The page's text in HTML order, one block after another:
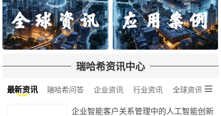
瑞哈希资讯中心
最新资讯 瑞哈希问答 企业资讯 行业资讯 全球资讯 
企业智能客户关系管理中的人工智能创新